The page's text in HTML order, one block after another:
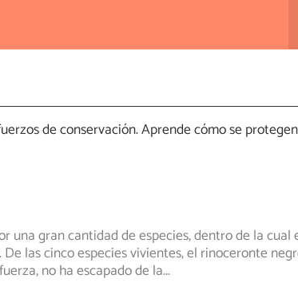
de conservación. Aprende cómo se
una gran cantidad de especies, dentro de la cual
las cinco especies vivientes, el rinoceronte
no ha escapado de la...